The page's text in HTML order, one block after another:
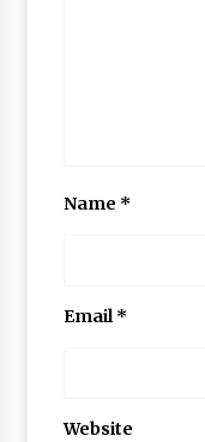
Name *
Email*
Website